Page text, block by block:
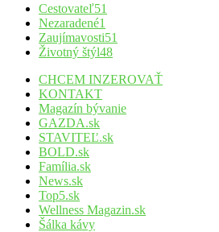
Cestovateľ51
Nezaradené1
Zaujímavosti51
Životný štýl48
CHCEM INZEROVAŤ
KONTAKT
Magazín bývanie
GAZDA.sk
STAVITEĽ.sk
BOLD.sk
Família.sk
News.sk
Top5.sk
Wellness Magazin.sk
Šálka kávy